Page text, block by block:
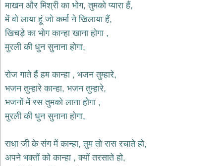
हनुमान
भजन
hanuman
bhajans
साईं
bhajans
जैन
भजन
jain
bhajans
भजन
durga
bhajans
माखन और मिश्री का भोग, तुमको प्यारा हैं,
में वो लाया हूं जो कर्मा ने खिलाया हैं,
खिचड़े का भोग कान्हा खाना होगा ,
मुरली की धुन सुनाना होगा,
रोज गाते हैं हम कान्हा , भजन तुम्हारे,
भजन तुम्हारे कान्हा, भजन तुम्हारे,
भजनों में रस तुमको लाना होगा ,
मुरली की धुन सुनाना होगा,
राधा जी के संग में कान्हा, तुम तो रास रचाते हो,
अपने भक्तों को कान्हा , क्यों तरसाते हो,